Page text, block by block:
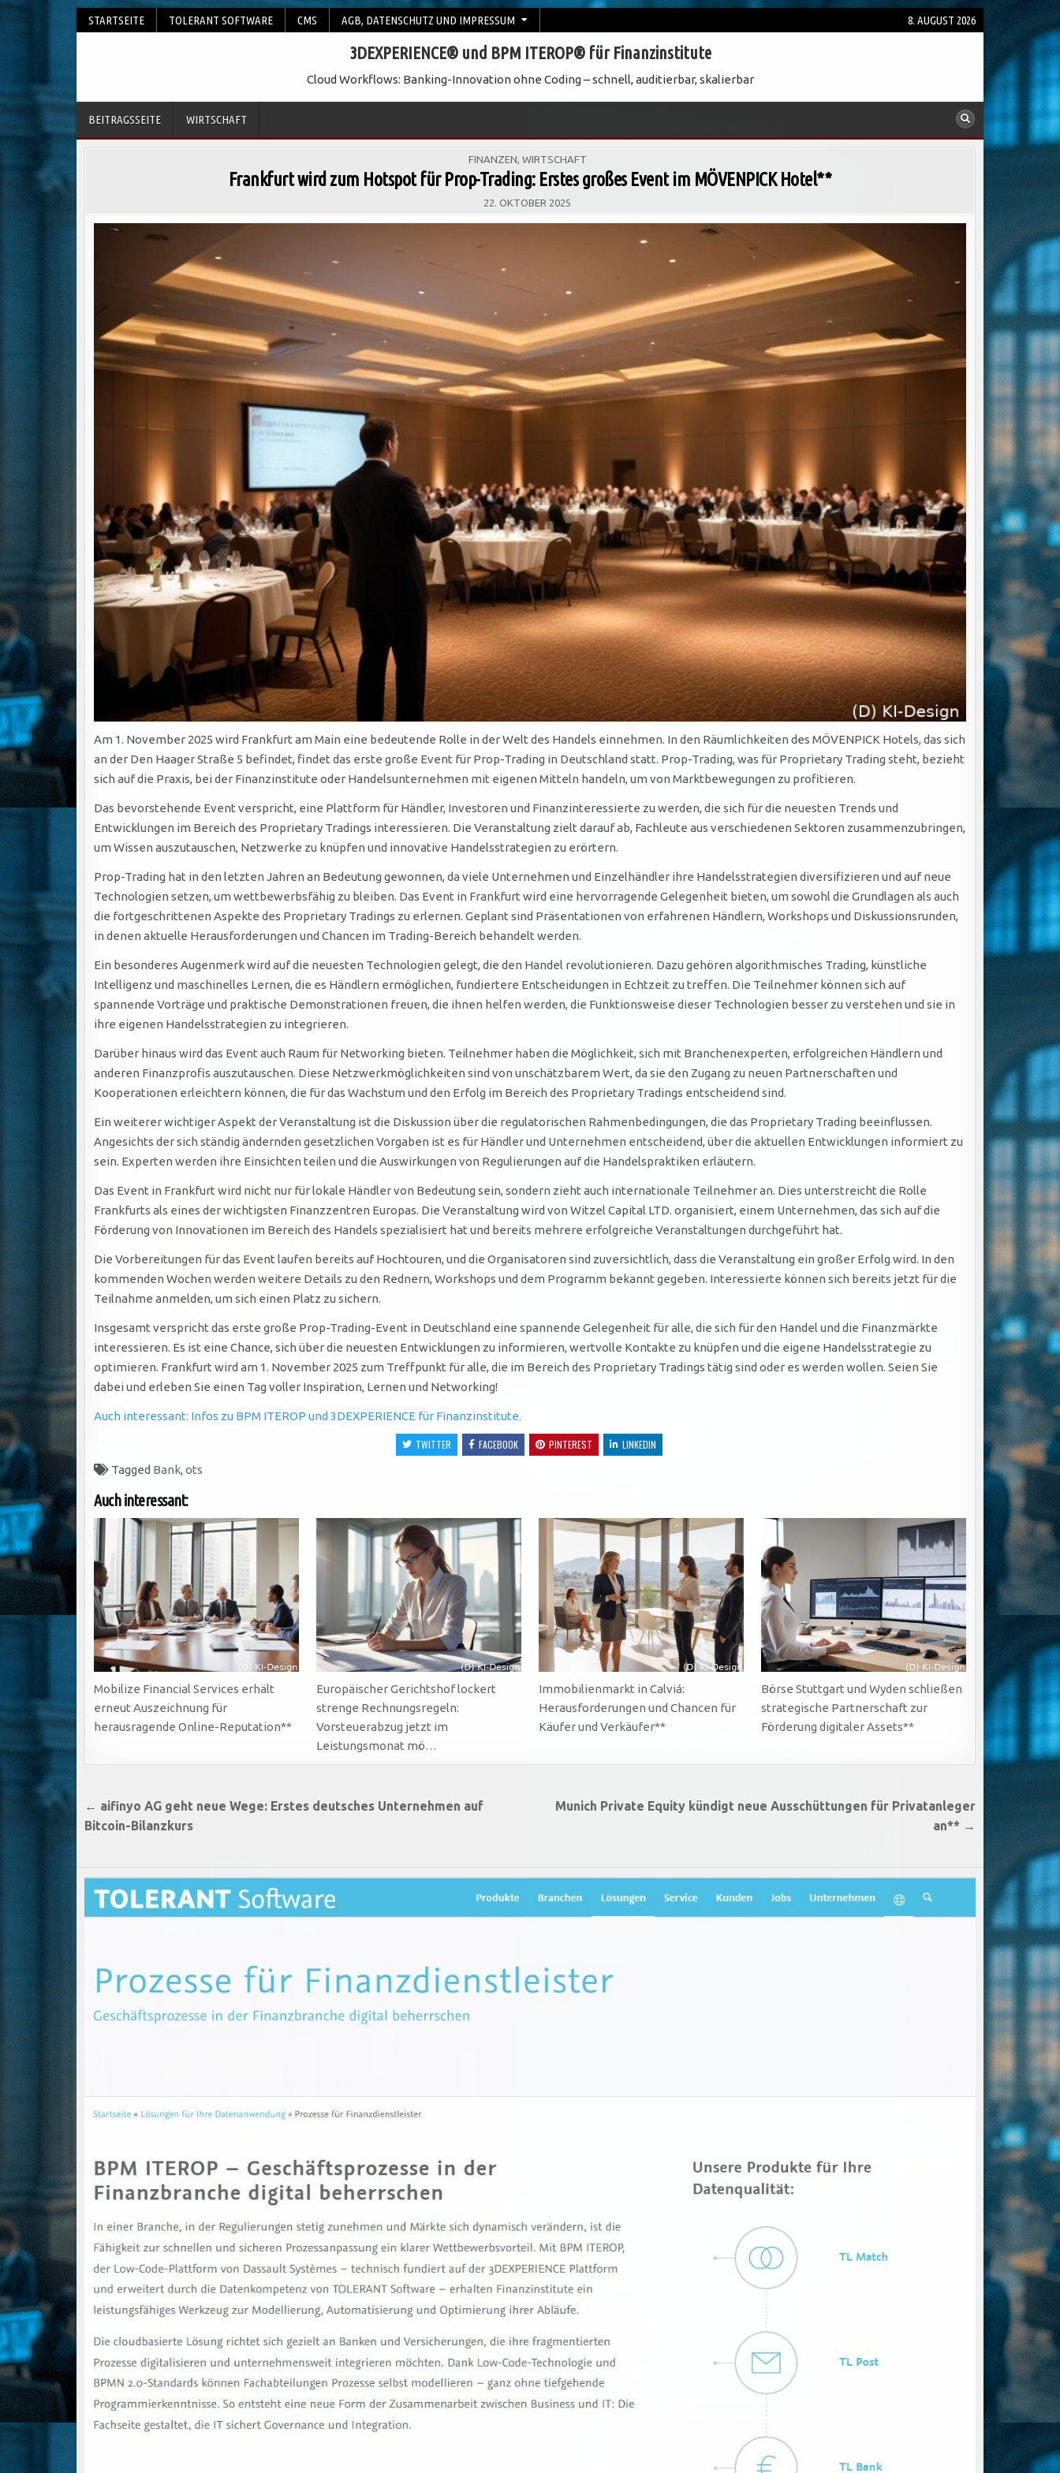
STARTSEITE TOLERANT SOFTWARE CMS AGB, DATENSCHUTZ UND IMPRESSUM 8. AUGUST 2026
3DEXPERIENCE® und BPM ITEROP® für Finanzinstitute
Cloud Workflows: Banking-Innovation ohne Coding – schnell, auditierbar, skalierbar
BEITRAGSSEITE WIRTSCHAFT
POSTED
FINANZEN WIRTSCHAFT
Frankfurt wird zum Hotspot für Prop-Trading: Erstes großes Event im MÖVENPICK Hotel**
22. OKTOBER 2025
Am 1. November 2025 wird Frankfurt am Main eine bedeutende Rolle in der Welt des Handels einnehmen. In den Räumlichkeiten des MÖVENPICK Hotels, das sich
an der Den Haager Straße 5 befindet, findet das erste große Event für Prop-Trading in Deutschland statt. Prop-Trading, was für Proprietary Trading steht, bezieht
sich auf die Praxis, bei der Finanzinstitute oder Handelsunternehmen mit eigenen Mitteln handeln, um von Marktbewegungen zu profitieren.
Das bevorstehende Event verspricht, eine Plattform für Händler, Investoren und Finanzinteressierte zu werden, die sich für die neuesten Trends und
Entwicklungen im Bereich des Proprietary Tradings interessieren. Die Veranstaltung zielt darauf ab, Fachleute aus verschiedenen Sektoren zusammenzubringen,
um Wissen auszutauschen, Netzwerke zu knüpfen und innovative Handelsstrategien zu erörtern.
Prop-Trading hat in den letzten Jahren an Bedeutung gewonnen, da viele Unternehmen und Einzelhändler ihre Handelsstrategien diversifizieren und auf neue
Technologien setzen, um wettbewerbsfähig zu bleiben. Das Event in Frankfurt wird eine hervorragende Gelegenheit bieten, um sowohl die Grundlagen als auch
die fortgeschrittenen Aspekte des Proprietary Tradings zu erlernen. Geplant sind Präsentationen von erfahrenen Händlern, Workshops und Diskussionsrunden,
in denen aktuelle Herausforderungen und Chancen im Trading-Bereich behandelt werden.
Ein besonderes Augenmerk wird auf die neuesten Technologien gelegt, die den Handel revolutionieren. Dazu gehören algorithmisches Trading, künstliche
Intelligenz und maschinelles Lernen, die es Händlern ermöglichen, fundiertere Entscheidungen in Echtzeit zu treffen. Die Teilnehmer können sich auf
spannende Vorträge und praktische Demonstrationen freuen, die ihnen helfen werden, die Funktionsweise dieser Technologien besser zu verstehen und sie in
ihre eigenen Handelsstrategien zu integrieren.
Darüber hinaus wird das Event auch Raum für Networking bieten. Teilnehmer haben die Möglichkeit, sich mit Branchenexperten, erfolgreichen Händlern und
anderen Finanzprofis auszutauschen. Diese Netzwerkmöglichkeiten sind von unschätzbarem Wert, da sie den Zugang zu neuen Partnerschaften und
Kooperationen erleichtern können, die für das Wachstum und den Erfolg im Bereich des Proprietary Tradings entscheidend sind.
Ein weiterer wichtiger Aspekt der Veranstaltung ist die Diskussion über die regulatorischen Rahmenbedingungen, die das Proprietary Trading beeinflussen.
Angesichts der sich ständig ändernden gesetzlichen Vorgaben ist es für Händler und Unternehmen entscheidend, über die aktuellen Entwicklungen informiert zu
sein. Experten werden ihre Einsichten teilen und die Auswirkungen von Regulierungen auf die Handelspraktiken erläutern.
Das Event in Frankfurt wird nicht nur für lokale Händler von Bedeutung sein, sondern zieht auch internationale Teilnehmer an. Dies unterstreicht die Rolle
Frankfurts als eines der wichtigsten Finanzzentren Europas. Die Veranstaltung wird von Witzel Capital LTD. organisiert, einem Unternehmen, das sich auf die
Förderung von Innovationen im Bereich des Handels spezialisiert hat und bereits mehrere erfolgreiche Veranstaltungen durchgeführt hat.
Die Vorbereitungen für das Event laufen bereits auf Hochtouren, und die Organisatoren sind zuversichtlich, dass die Veranstaltung ein großer Erfolg wird. In den
kommenden Wochen werden weitere Details zu den Rednern, Workshops und dem Programm bekannt gegeben. Interessierte können sich bereits jetzt für die
Teilnahme anmelden, um sich einen Platz zu sichern.
Insgesamt verspricht das erste große Prop-Trading-Event in Deutschland eine spannende Gelegenheit für alle, die sich für den Handel und die Finanzmärkte
interessieren. Es ist eine Chance, sich über die neuesten Entwicklungen zu informieren, wertvolle Kontakte zu knüpfen und die eigene Handelsstrategie zu
optimieren. Frankfurt wird am 1. November 2025 zum Treffpunkt für alle, die im Bereich des Proprietary Tradings tätig sind oder es werden wollen. Seien Sie
dabei und erleben Sie einen Tag voller Inspiration, Lernen und Networking!
Auch interessant: Infos zu BPM ITEROP und 3DEXPERIENCE für Finanzinstitute.
TWITTER FACEBOOK PINTEREST
LINKEDIN
Tagged Bank, ots
Auch interessant:
Mobilize Financial Services erhält
erneut Auszeichnung für
herausragende Online-Reputation**
Europäischer Gerichtshof lockert
strenge Rechnungsregeln:
Vorsteuerabzug jetzt im
Leistungsmonat mö…
Immobilienmarkt in Calviá:
Herausforderungen und Chancen für
Käufer und Verkäufer**
Börse Stuttgart und Wyden schließen
strategische Partnerschaft zur
Förderung digitaler Assets**
Beitragsnavigation
Munich Private Equity kündigt neue Ausschüttungen für Privatanleger
an** →
← aifinyo AG geht neue Wege: Erstes deutsches Unternehmen auf
Bitcoin-Bilanzkurs